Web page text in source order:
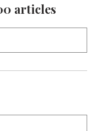
articles